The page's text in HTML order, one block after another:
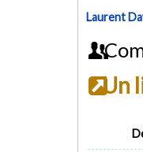
Laurent
Un